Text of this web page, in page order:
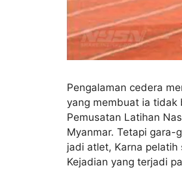
Pengalaman cedera
yang membuat ia tidak
Pemusatan Latihan
Myanmar. Tetapi gara-
jadi atlet, Karna pelatih
Kejadian yang terjadi